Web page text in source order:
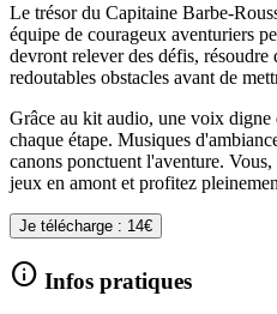
Le trésor du Capitaine Barbe-
équipe de courageux aventuriers
devront relever des défis, résoudre
redoutables obstacles avant de
Grâce au kit audio, une voix digne
chaque étape. Musiques
canons ponctuent l'aventure.
jeux en amont et profitez
Je télécharge : 14€
info Infos pratiques